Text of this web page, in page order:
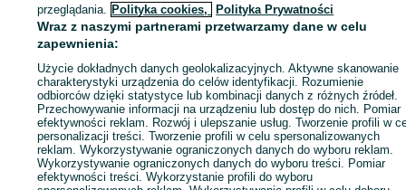
Zaloguj się / Załóż konto
Zadzwoń / SMS Wyślij wiadomość
przeglądania. Polityka cookies, Polityka Prywatności
Wraz z naszymi partnerami przetwarzamy dane w celu
zapewnienia:
Użycie dokładnych danych geolokalizacyjnych. Aktywne skanowanie
charakterystyki urządzenia do celów identyfikacji. Rozumienie
odbiorców dzięki statystyce lub kombinacji danych z różnych źródeł.
Przechowywanie informacji na urządzeniu lub dostęp do nich. Pomiar
efektywności reklam. Rozwój i ulepszanie usług. Tworzenie profili w
personalizacji treści. Tworzenie profili w celu spersonalizowanych
reklam. Wykorzystywanie ograniczonych danych do wyboru reklam.
Wykorzystywanie ograniczonych danych do wyboru treści. Pomiar
efektywności treści. Wykorzystanie profili do wyboru